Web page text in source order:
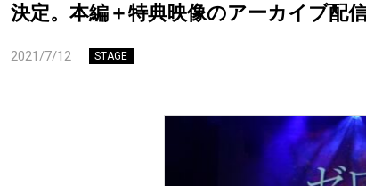
決定。本編＋特典映像のアーカイブ配
2021/7/12 STAGE